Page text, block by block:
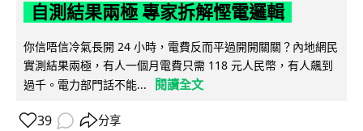
自測結果兩極 專家拆解慳電邏輯
你信唔信冷氣長開 24 小時，電費反而平過開開關關？內地網民
實測結果兩極，有人一個月電費只需 118 元人民幣，有人飆到
過千。電力部門話不能...
閱讀全文
39 分享